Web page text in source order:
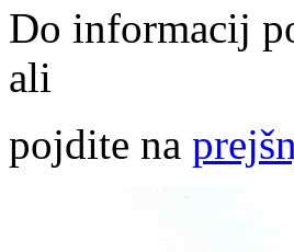
Do informacij
ali
pojdite na